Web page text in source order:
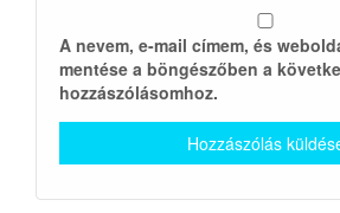
A nevem, e-mail címem, és
mentése a böngészőben a
hozzászólásomhoz.